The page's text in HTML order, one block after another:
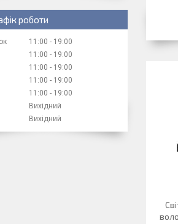
роботи
11:00
19:00
11:00
19:00
11:00
19:00
11:00
19:00
11:00
19:00
Вихідний
Вихідний